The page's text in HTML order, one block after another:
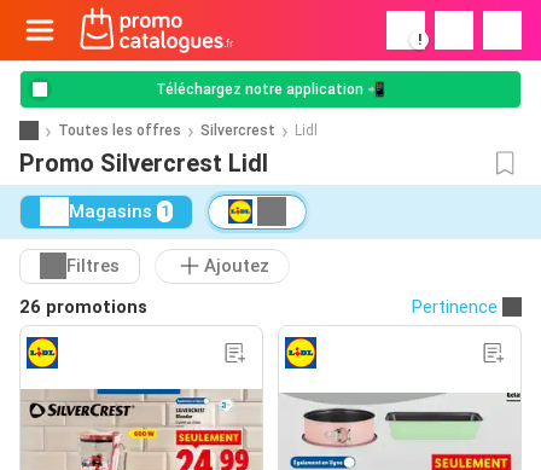
!
Téléchargez notre application 📲
Toutes les offres Silvercrest Lidl
Promo Silvercrest Lidl
Magasins 1
Filtres
Ajoutez
26 promotions
Pertinence